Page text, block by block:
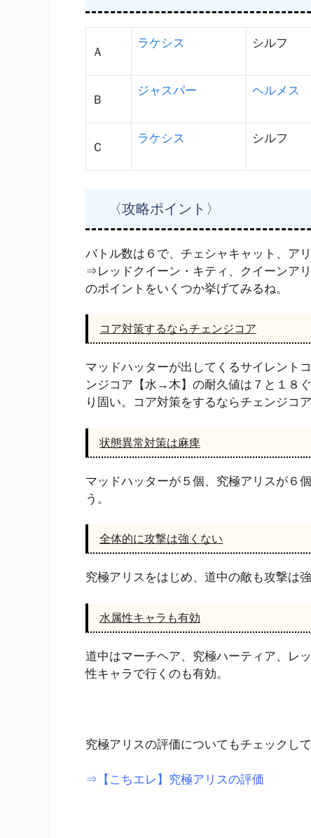
Ａ
ラケシス シルフ
Ｂ
ジャスパー ヘルメス
Ｃ
ラケシス シルフ
〈攻略ポイント〉
バトル数は６で、チェシャキャット、
⇒レッドクイーン・キティ、クイーンア
のポイントをいくつか挙げてみるね。
コア対策するならチェンジコア
マッドハッターが出してくるサイレント
ンジコア【水→木】の耐久値は７と１８
り固い。コア対策をするならチェンジコ
状態異常対策は麻痺
マッドハッターが５個、究極アリスが６
う。
全体的に攻撃は強くない
究極アリスをはじめ、道中の敵も攻撃は
水属性キャラも有効
道中はマーチヘア、究極ハーティア、レ
性キャラで行くのも有効。
究極アリスの評価についてもチェックし
⇒【こちエレ】究極アリスの評価